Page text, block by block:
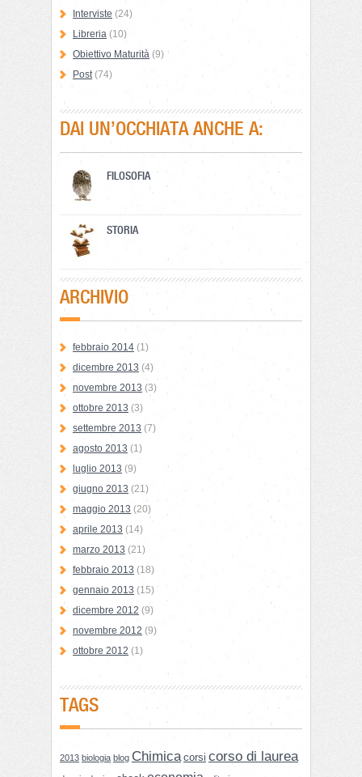
Interviste (24)
Libreria (10)
Obiettivo Maturità (9)
Post(74)
DAI UN’OCCHIATA ANCHE A:
FILOSOFIA
STORIA
ARCHIVIO
febbraio 2014 (1)
dicembre 2013 (4)
novembre 2013 (3)
ottobre 2013 (3)
settembre 2013 (7)
agosto 2013 (1)
luglio 2013 (9)
giugno 2013 (21)
maggio 2013 (20)
aprile 2013 (14)
marzo 2013 (21)
febbraio 2013 (18)
gennaio 2013 (15)
dicembre 2012 (9)
novembre 2012 (9)
ottobre 2012 (1)
TAGS
2013 biologia blog Chimica corsi corso di laurea